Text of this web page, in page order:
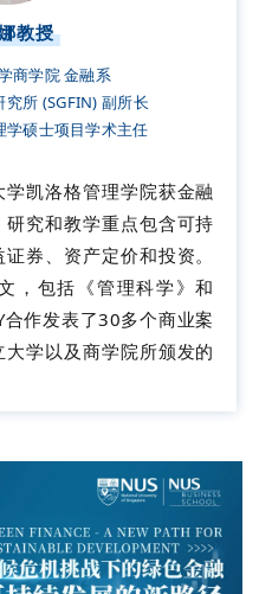
教授
商学院 金融系
所 (SGFIN) 副所长
学硕士项目学术主任
凯洛格管理学院获金融
究和教学重点包含可持
券、资产定价和投资。
，包括《管理科学》和
合作发表了30多个商业案
学以及商学院所颁发的